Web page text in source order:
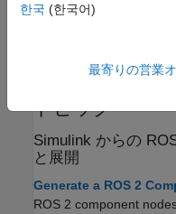
C++ コード生成をサ
トピック
Simulink からの
と展開
Generate a ROS 2
ROS 2 component
한국 (한국어)
最寄りの営業